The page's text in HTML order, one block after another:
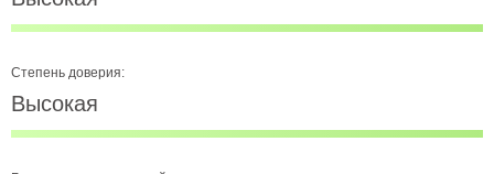
Степень доверия:
Высокая